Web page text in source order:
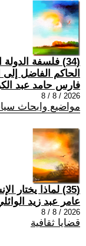
(34) فلسفة
الحاكم الفاضل
فارس حامد عبد
2026 / 8 / 8
مواضيع وابحاث
(35) لماذا يختار الإنسان العبودية؟
عامر عبد زيد
2026 / 8 / 8
قضايا ثقافية